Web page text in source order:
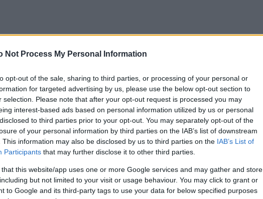
Not Process My Personal Information
opt-out of the sale, sharing to third parties, or processing of your personal or
for targeted advertising by us, please use the below opt-out section to
selection. Please note that after your opt-out request is processed you may
interest-based ads based on personal information utilized by us or personal
to third parties prior to your opt-out. You may separately opt-out of the
of your personal information by third parties on the IAB’s list of downstream
This information may also be disclosed by us to third parties on the IAB’s List of
Participants that may further disclose it to other third parties.
that this website/app uses one or more Google services and may gather and store
but not limited to your visit or usage behaviour. You may click to grant or
to Google and its third-party tags to use your data for below specified purposes
μαγειρεύοντας!
tricks για να τον ανακαλύψεις